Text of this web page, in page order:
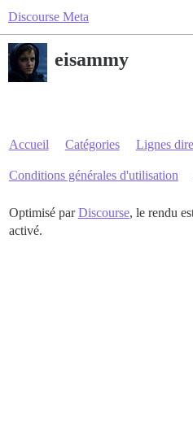
Discourse Meta
eisammy
Accueil Catégories Lignes
Conditions générales d'utilisation
Optimisé parDiscourse, le rendu
activé.